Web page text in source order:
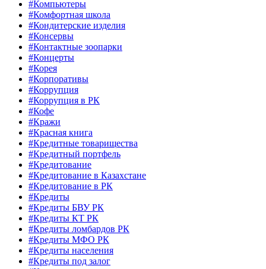
#Компьютеры
#Комфортная школа
#Кондитерские изделия
#Консервы
#Контактные зоопарки
#Концерты
#Корея
#Корпоративы
#Коррупция
#Коррупция в РК
#Кофе
#Кражи
#Красная книга
#Кредитные товарищества
#Кредитный портфель
#Кредитование
#Кредитование в Казахстане
#Кредитование в РК
#Кредиты
#Кредиты БВУ РК
#Кредиты КТ РК
#Кредиты ломбардов РК
#Кредиты МФО РК
#Кредиты населения
#Кредиты под залог